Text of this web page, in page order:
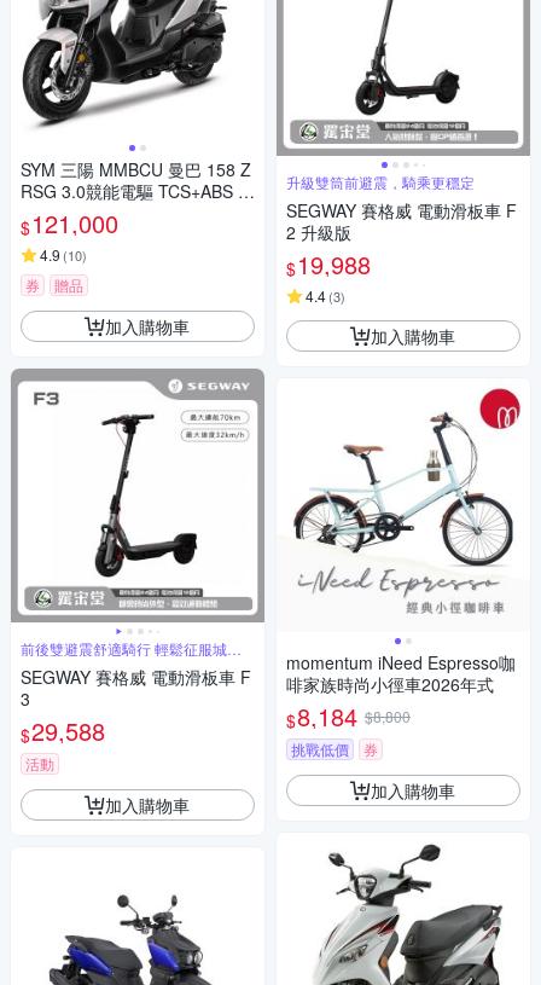
SYM 三陽 MMBCU 曼巴 158 Z
RSG 3.0競能電驅 TCS+ABS 雙
碟煞(2026年全新機車/電驅版)
$121,000
4.9 (10)
券 贈品
加入購物車
前後雙避震舒適騎行 輕鬆征服城市
坡道
SEGWAY 賽格威 電動滑板車 F
3
$29,588
活動
加入購物車
升級雙筒前避震，騎乘更穩定
SEGWAY 賽格威 電動滑板車 F
2 升級版
$19,988
4.4(3)
加入購物車
momentum iNeed Espresso咖
啡家族時尚小徑車2026年式
$8,184 $8,800
挑戰低價
券
加入購物車